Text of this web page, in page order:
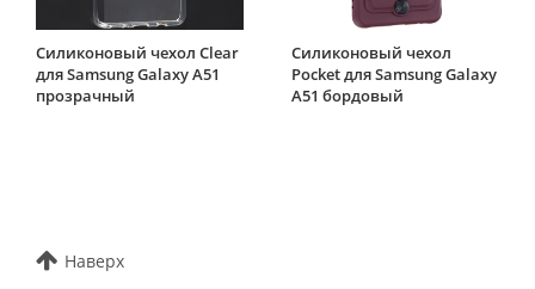
Силиконовый чехол Clear
для Samsung Galaxy A51
прозрачный
Силиконовый чехол
Pocket для Samsung Galaxy
A51 бордовый
Наверх